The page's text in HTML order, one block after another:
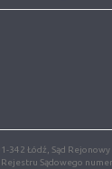
342 Łódź, Sąd
Rejestru Sądowego